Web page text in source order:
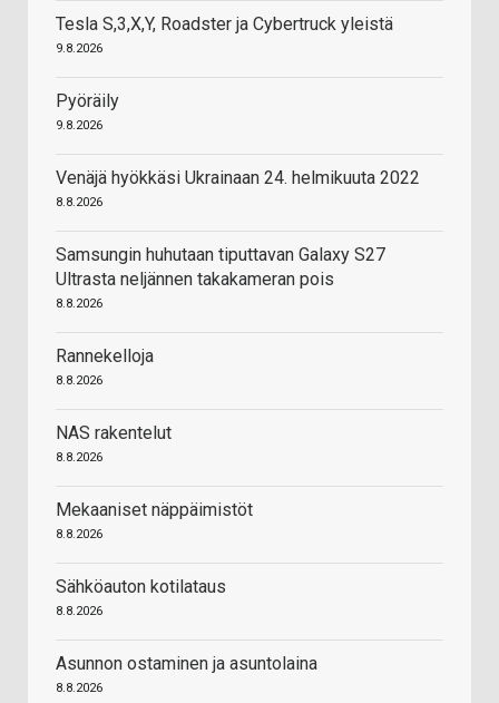
Tesla S,3,X,Y, Roadster ja Cybertruck yleistä
9.8.2026
Pyöräily
9.8.2026
Venäjä hyökkäsi Ukrainaan 24. helmikuuta 2022
8.8.2026
Samsungin huhutaan tiputtavan Galaxy S27
Ultrasta neljännen takakameran pois
8.8.2026
Rannekelloja
8.8.2026
NAS rakentelut
8.8.2026
Mekaaniset näppäimistöt
8.8.2026
Sähköauton kotilataus
8.8.2026
Asunnon ostaminen ja asuntolaina
8.8.2026